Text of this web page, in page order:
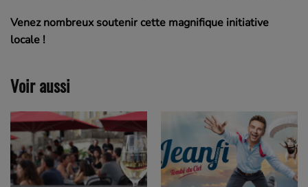
Venez nombreux soutenir cette magnifique initiative
locale !
Voir aussi